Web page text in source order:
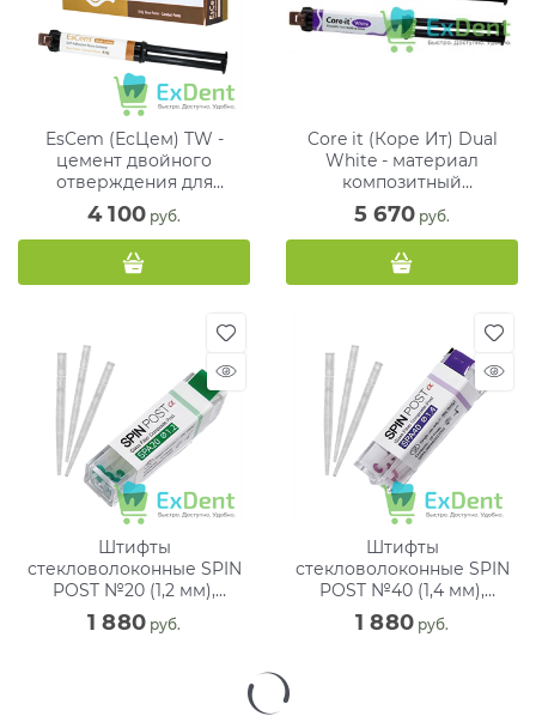
EsCem (ЕсЦем) TW -
цемент двойного
отверждения для
постоянной фиксации (1 х
8 г)
4 100 руб.
Core it (Коре Ит) Dual
White - материал
композитный
фторсодержащий (2 х 10
г)
5 670 руб.
Штифты
стекловолоконные SPIN
POST №20 (1,2 мм),
зеленый (20 мм) (10 шт)
1 880 руб.
Штифты
стекловолоконные SPIN
POST №40 (1,4 мм),
фиолетовый (20 мм) (10
шт)
1 880 руб.